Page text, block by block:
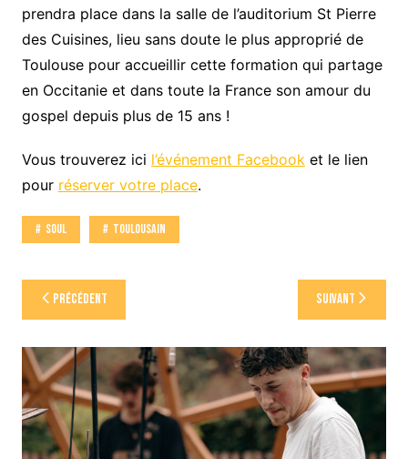
prendra place dans la salle de l’auditorium St Pierre
des Cuisines, lieu sans doute le plus approprié de
Toulouse pour accueillir cette formation qui partage
en Occitanie et dans toute la France son amour du
gospel depuis plus de 15 ans !
Vous trouverez ici l’événement Facebook et le lien
pour réserver votre place.
Soul Toulousain
Navigation
de
l’article
Précédent Suivant